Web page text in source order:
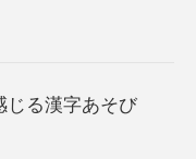
じる漢字あそび